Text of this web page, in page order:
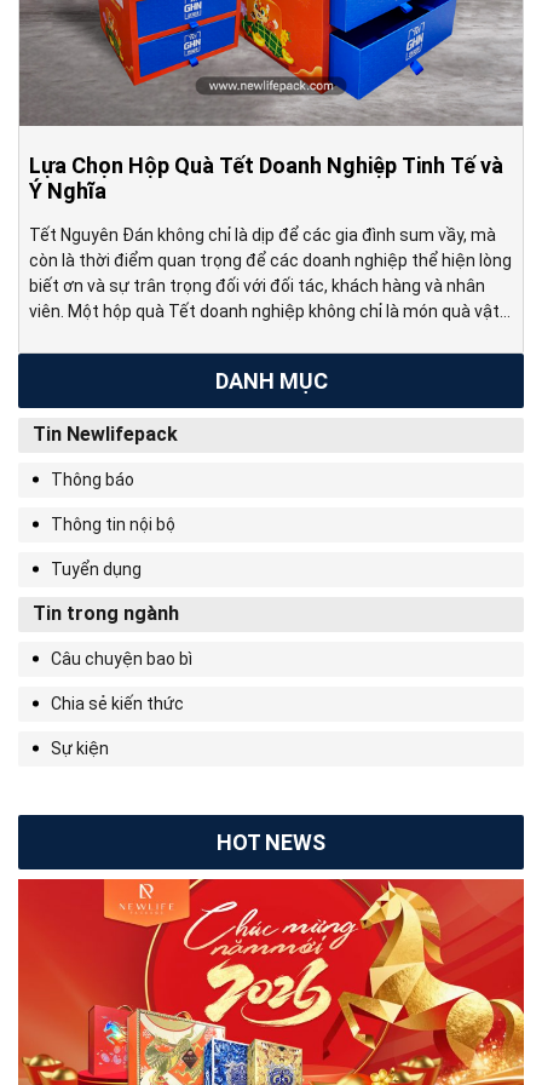
Lựa Chọn Hộp Quà Tết Doanh Nghiệp Tinh Tế và
Ý Nghĩa
Tết Nguyên Đán không chỉ là dịp để các gia đình sum vầy, mà
còn là thời điểm quan trọng để các doanh nghiệp thể hiện lòng
biết ơn và sự trân trọng đối với đối tác, khách hàng và nhân
viên. Một hộp quà Tết doanh nghiệp không chỉ là món quà vật
DANH MỤC
Tin Newlifepack
Thông báo
Thông tin nội bộ
Tuyển dụng
Tin trong ngành
Câu chuyện bao bì
Chia sẻ kiến thức
Sự kiện
HOT NEWS